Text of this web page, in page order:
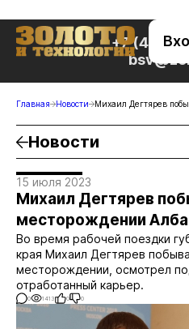
+7 (495)
Главная Новости Михаил Дегтярев
Новости
15 июля 2023
Михаил Дегтярев
месторождении
Во время рабочей поездки
края Михаил Дегтярев
месторождении, осмотрел
отработанный карьер.
0 1413 0 0